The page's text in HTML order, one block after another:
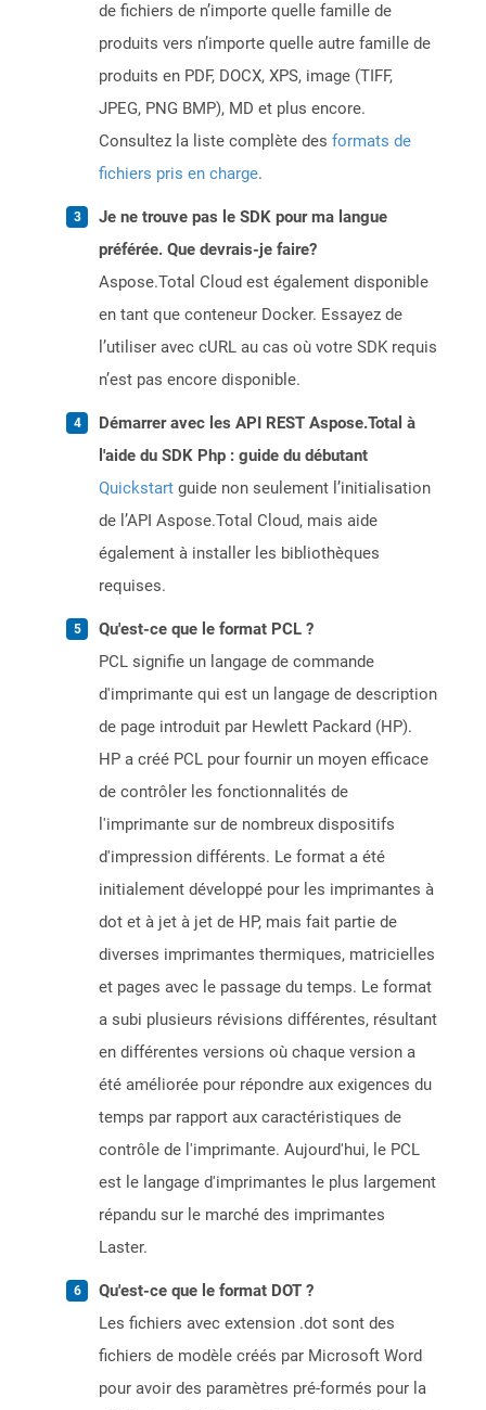
de fichiers de n’importe quelle famille de
produits vers n’importe quelle autre famille de
produits en PDF, DOCX, XPS, image (TIFF,
JPEG, PNG BMP), MD et plus encore.
Consultez la liste complète des formats de
fichiers pris en charge.
Je ne trouve pas le SDK pour ma langue
préférée. Que devrais-je faire?
Aspose.Total Cloud est également disponible
en tant que conteneur Docker. Essayez de
l’utiliser avec cURL au cas où votre SDK requis
n’est pas encore disponible.
Démarrer avec les API REST Aspose.Total à
l'aide du SDK Php : guide du débutant
Quickstart guide non seulement l’initialisation
de l’API Aspose.Total Cloud, mais aide
également à installer les bibliothèques
requises.
Qu'est-ce que le format PCL ?
PCL signifie un langage de commande
d'imprimante qui est un langage de description
de page introduit par Hewlett Packard (HP).
HP a créé PCL pour fournir un moyen efficace
de contrôler les fonctionnalités de
l'imprimante sur de nombreux dispositifs
d'impression différents. Le format a été
initialement développé pour les imprimantes à
dot et à jet à jet de HP, mais fait partie de
diverses imprimantes thermiques, matricielles
et pages avec le passage du temps. Le format
a subi plusieurs révisions différentes, résultant
en différentes versions où chaque version a
été améliorée pour répondre aux exigences du
temps par rapport aux caractéristiques de
contrôle de l'imprimante. Aujourd'hui, le PCL
est le langage d'imprimantes le plus largement
répandu sur le marché des imprimantes
Laster.
Qu'est-ce que le format DOT ?
Les fichiers avec extension .dot sont des
fichiers de modèle créés par Microsoft Word
pour avoir des paramètres pré-formés pour la